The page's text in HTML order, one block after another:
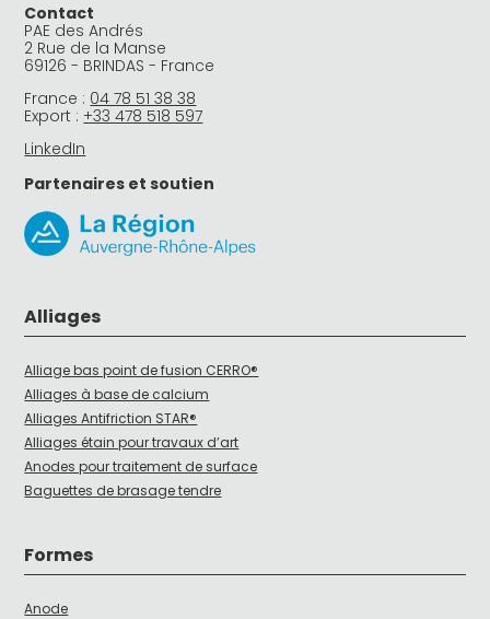
Contact
PAE des Andrés
2 Rue de la Manse
69126 - BRINDAS - France
France : 04 78 51 38 38
Export : +33 478 518 597
LinkedIn
Partenaires et soutien
Alliages
Alliage bas point de fusion CERRO®
Alliages à base de calcium
Alliages Antifriction STAR®
Alliages étain pour travaux d’art
Anodes pour traitement de surface
Baguettes de brasage tendre
Formes
Anode